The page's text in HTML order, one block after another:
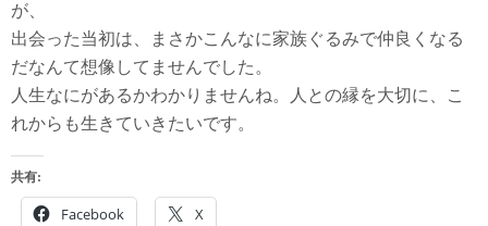
が、
出会った当初は、まさかこんなに家族ぐるみで仲良くなる
だなんて想像してませんでした。
人生なにがあるかわかりませんね。人との縁を大切に、こ
れからも生きていきたいです。
共有:
Facebook X